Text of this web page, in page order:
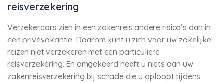
reisverzekering
Verzekeraars zien in een zakenreis andere risico’s dan in
een privévakantie. Daarom kunt u zich voor uw zakelijke
reizen niet verzekeren met een particuliere
reisverzekering. En omgekeerd heeft u niets aan uw
zakenreisverzekering bij schade die u oploopt tijdens